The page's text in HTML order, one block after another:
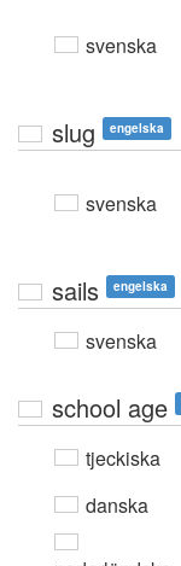
svenska
slug engelska
svenska
sails engelska
svenska
school age
tjeckiska
danska